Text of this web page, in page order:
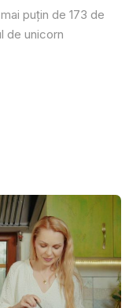
puțin de 173 de
de unicorn